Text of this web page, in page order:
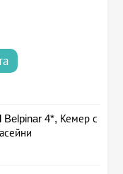
Belpinar 4*, Кемер с